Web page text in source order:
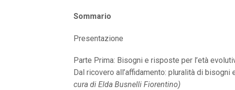
Sommario
Presentazione
Parte Prima: Bisogni e risposte per l’età
Dal ricovero all’affidamento: pluralità di
cura di Elda Busnelli Fiorentino)